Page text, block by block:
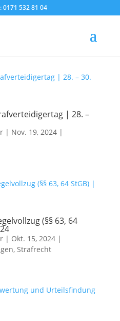
0171 532 81 04
| 28. –
| Nov. 19, 2024|
(§§ 63, 64
| Okt. 15, 2024|
, Strafrecht